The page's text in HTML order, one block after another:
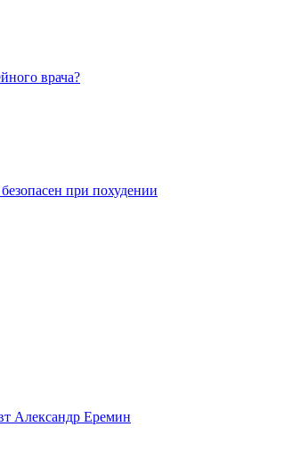
врача?
при похудении
Александр Еремин